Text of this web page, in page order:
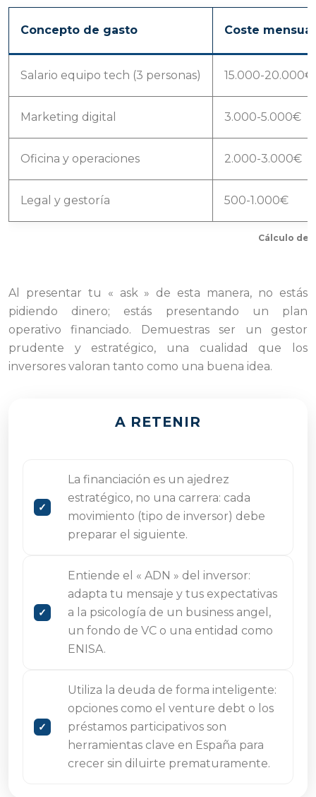
Cálculo del
Concepto de gasto Coste
Salario equipo tech (3 personas) 15.000-20.000€
Marketing digital 3.000-5.000€
Oficina y operaciones 2.000-3.000€
Legal y gestoría 500-1.000€
Al presentar tu « ask » de esta manera, no estás
pidiendo dinero; estás presentando un plan
operativo financiado. Demuestras ser un gestor
prudente y estratégico, una cualidad que los
inversores valoran tanto como una buena idea.
A RETENIR
La financiación es un ajedrez
estratégico, no una carrera: cada
movimiento (tipo de inversor) debe
preparar el siguiente.
Entiende el « ADN » del inversor:
adapta tu mensaje y tus expectativas
a la psicología de un business angel,
un fondo de VC o una entidad como
ENISA.
Utiliza la deuda de forma inteligente:
opciones como el venture debt o los
préstamos participativos son
herramientas clave en España para
crecer sin diluirte prematuramente.